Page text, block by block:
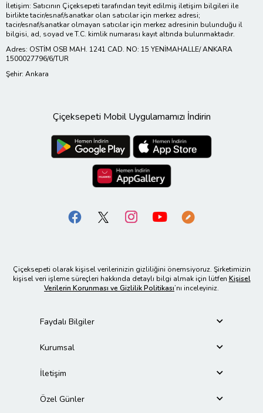
İletişim: Satıcının Çiçeksepeti tarafından teyit edilmiş iletişim bilgileri ile
birlikte tacir/esnaf/sanatkar olan satıcılar için merkez adresi;
tacir/esnaf/sanatkar olmayan satıcılar için merkez adresinin bulunduğu il
bilgisi, ad, soyad ve T.C. kimlik numarası kayıt altında bulunmaktadır.
Adres: OSTİM OSB MAH. 1241 CAD. NO: 15 YENİMAHALLE/ ANKARA
1500027796/6/TUR
Şehir: Ankara
Çiçeksepeti Mobil Uygulamamızı İndirin
Çiçeksepeti olarak kişisel verilerinizin gizliliğini önemsiyoruz. Şirketimizin
kişisel veri işleme süreçleri hakkında detaylı bilgi almak için lütfen Kişisel
Verilerin Korunması ve Gizlilik Politikası’nı inceleyiniz.
Faydalı Bilgiler
Kurumsal
İletişim
Özel Günler